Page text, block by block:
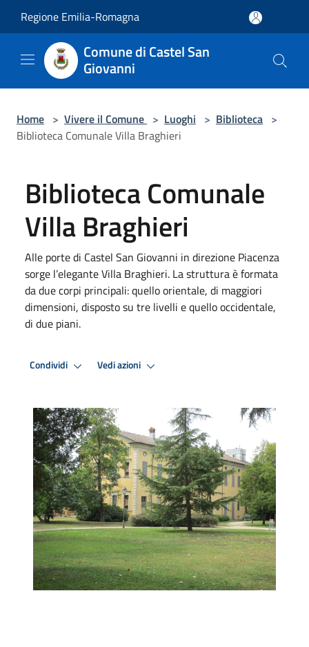
Regione Emilia-Romagna
Comune di Castel San
Giovanni
Home > Vivere il Comune > Luoghi > Biblioteca >
Biblioteca Comunale Villa Braghieri
Biblioteca Comunale
Villa Braghieri
Alle porte di Castel San Giovanni in direzione Piacenza
sorge l’elegante Villa Braghieri. La struttura è formata
da due corpi principali: quello orientale, di maggiori
dimensioni, disposto su tre livelli e quello occidentale,
di due piani.
Condividi Vedi azioni